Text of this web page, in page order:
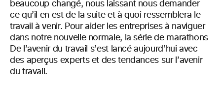
beaucoup changé, nous laissant nous demander
ce qu’il en est de la suite et à quoi ressemblera le
travail à venir. Pour aider les entreprises à naviguer
dans notre nouvelle normale, la série de marathons
De l’avenir du travail s’est lancé aujourd’hui avec
des aperçus experts et des tendances sur l’avenir
du travail.